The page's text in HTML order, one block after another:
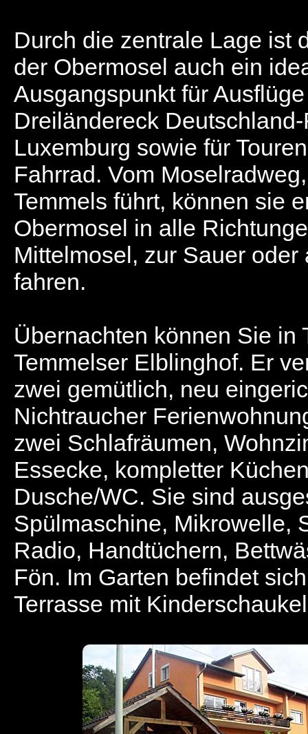
Durch die zentrale Lage ist
der Obermosel auch ein
Ausgangspunkt für
Dreiländereck
Luxemburg sowie für
Fahrrad. Vom
Temmels führt, können sie
Obermosel in alle
Mittelmosel, zur Sauer oder
fahren.
Übernachten können Sie in
Temmelser Elblinghof. Er
zwei gemütlich, neu
Nichtraucher
zwei Schlafräumen,
Essecke, kompletter
Dusche/WC. Sie sind
Spülmaschine, Mikrowelle,
Radio, Handtüchern,
Fön. Im Garten befindet
Terrasse mit